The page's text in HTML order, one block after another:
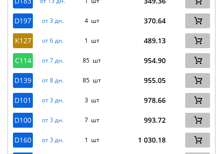
D197 от 3 дн. 4 шт 370.64
K127 от 6 дн. 1 шт 489.13
C114 от 7 дн. 85 шт 954.90
D139 от 8 дн. 85 шт 955.05
D101 от 3 дн. 3 шт 978.66
D100 от 3 дн. 7 шт 993.72
D160 от 3 дн. 1 шт 1 030.18